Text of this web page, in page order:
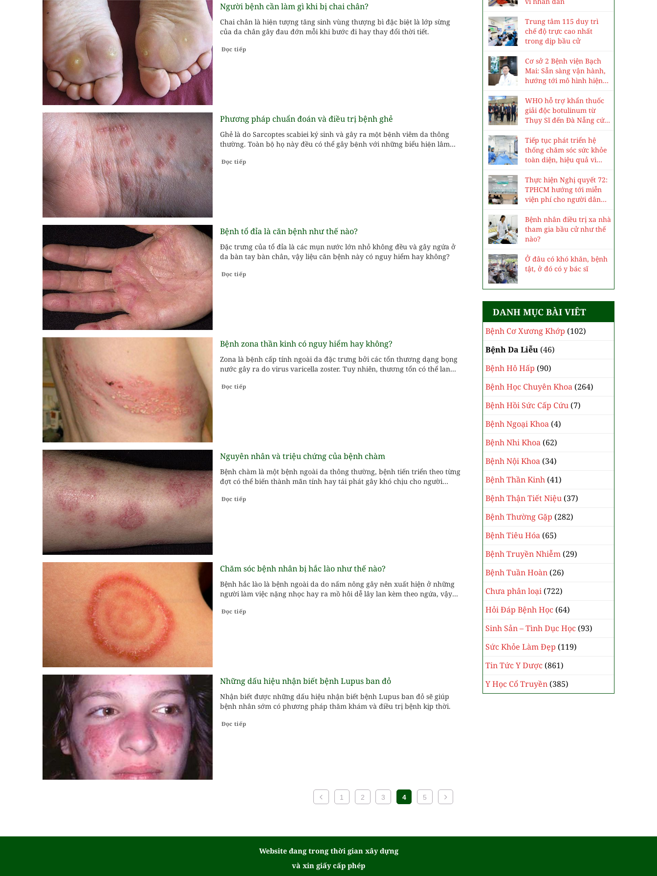
Người bệnh cần làm gì khi bị chai chân?
Chai chân là hiện tượng tăng sinh vùng thượng bì đặc biệt là lớp sừng
của da chân gây đau đớn mỗi khi bước đi hay thay đổi thời tiết.
Đọc tiếp
Phương pháp chuẩn đoán và điều trị bệnh ghẻ
Ghẻ là do Sarcoptes scabiei ký sinh và gây ra một bệnh viêm da thông
thường. Toàn bộ họ này đều có thể gây bệnh với những biểu hiện lâm
Đọc tiếp
Bệnh tổ đỉa là căn bệnh như thế nào?
Đặc trưng của tổ đỉa là các mụn nước lớn nhỏ không đều và gây ngứa ở
da bàn tay bàn chân, vậy liệu căn bệnh này có nguy hiểm hay không?
Đọc tiếp
Bệnh zona thần kinh có nguy hiểm hay không?
Zona là bệnh cấp tính ngoài da đặc trưng bởi các tổn thương dạng bọng
nước gây ra do virus varicella zoster. Tuy nhiên, thương tổn có thể lan
Đọc tiếp
Nguyên nhân và triệu chứng của bệnh chàm
Bệnh chàm là một bệnh ngoài da thông thường, bệnh tiến triển theo từng
đợt có thể biến thành mãn tính hay tái phát gây khó chịu cho người
Đọc tiếp
Chăm sóc bệnh nhân bị hắc lào như thế nào?
Bệnh hắc lào là bệnh ngoài da do nấm nông gây nên xuất hiện ở những
người làm việc nặng nhọc hay ra mồ hôi dễ lây lan kèm theo ngứa, vậy
Đọc tiếp
Những dấu hiệu nhận biết bệnh Lupus ban đỏ
Nhận biết được những dấu hiệu nhận biết bệnh Lupus ban đỏ sẽ giúp
bệnh nhân sớm có phương pháp thăm khám và điều trị bệnh kịp thời.
Đọc tiếp
1 2 3 4 5
Trung tâm 115 duy trì
chế độ trực cao nhất
trong dịp bầu cử
Cơ sở 2 Bệnh viện Bạch
Mai: Sẵn sàng vận hành,
hướng tới mô hình hiện
WHO hỗ trợ khẩn thuốc
giải độc botulinum từ
Thụy Sĩ đến Đà Nẵng cứu
Tiếp tục phát triển hệ
thống chăm sóc sức khỏe
toàn diện, hiệu quả vì
Thực hiện Nghị quyết 72:
TPHCM hướng tới miễn
viện phí cho người dân
Bệnh nhân điều trị xa nhà
tham gia bầu cử như thế
nào?
Ở đâu có khó khăn, bệnh
tật, ở đó có y bác sĩ
DANH MỤC BÀI VIÊT
Bệnh Cơ Xương Khớp (102)
Bệnh Da Liễu (46)
Bệnh Hô Hấp (90)
Bệnh Học Chuyên Khoa (264)
Bệnh Hồi Sức Cấp Cứu (7)
Bệnh Ngoại Khoa (4)
Bệnh Nhi Khoa (62)
Bệnh Nội Khoa (34)
Bệnh Thần Kinh (41)
Bệnh Thận Tiết Niệu (37)
Bệnh Thường Gặp (282)
Bệnh Tiêu Hóa (65)
Bệnh Truyền Nhiễm (29)
Bệnh Tuần Hoàn (26)
Chưa phân loại (722)
Hỏi Đáp Bệnh Học (64)
Sinh Sản – Tình Dục Học (93)
Sức Khỏe Làm Đẹp (119)
Tin Tức Y Dược (861)
Y Học Cổ Truyền (385)
Website đang trong thời gian xây dựng
và xin giấy cấp phép